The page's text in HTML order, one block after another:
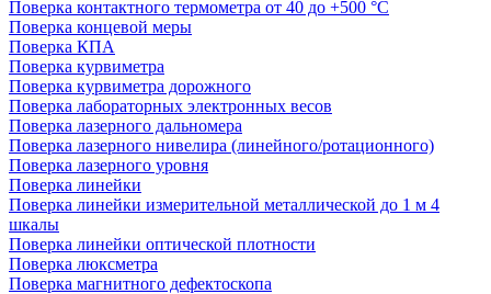
Поверка контактного термометра от 40 до +500 °С
Поверка концевой меры
Поверка КПА
Поверка курвиметра
Поверка курвиметра дорожного
Поверка лабораторных электронных весов
Поверка лазерного дальномера
Поверка лазерного нивелира (линейного/ротационного)
Поверка лазерного уровня
Поверка линейки
Поверка линейки измерительной металлической до 1 м 4
шкалы
Поверка линейки оптической плотности
Поверка люксметра
Поверка магнитного дефектоскопа